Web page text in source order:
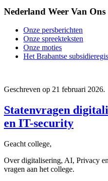
Nederland Weer Van Ons
Onze persberichten
Onze spreekteksten
Onze moties
Het Brabantse
Geschreven op 21 februari 2026.
Statenvragen
en IT-security
Geacht college,
Over digitalisering, AI, Privacy
vragen aan het college.